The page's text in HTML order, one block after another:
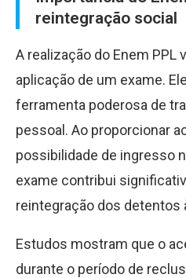
reintegração social
A realização do Enem PPL
aplicação de um exame.
ferramenta poderosa de
pessoal. Ao proporcionar
possibilidade de ingresso
exame contribui
reintegração dos detentos
Estudos mostram que o
durante o período de